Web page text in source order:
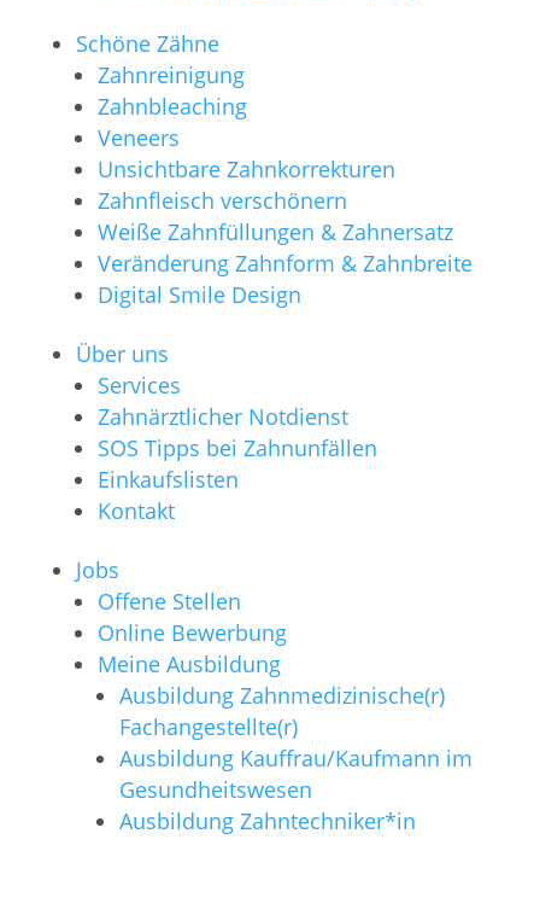
Schöne Zähne
Zahnreinigung
Zahnbleaching
Veneers
Unsichtbare Zahnkorrekturen
Zahnfleisch verschönern
Weiße Zahnfüllungen & Zahnersatz
Veränderung Zahnform & Zahnbreite
Digital Smile Design
Über uns
Services
Zahnärztlicher Notdienst
SOS Tipps bei Zahnunfällen
Einkaufslisten
Kontakt
Jobs
Offene Stellen
Online Bewerbung
Meine Ausbildung
Ausbildung Zahnmedizinische(r)
Fachangestellte(r)
Ausbildung Kauffrau/Kaufmann im
Gesundheitswesen
Ausbildung Zahntechniker*in